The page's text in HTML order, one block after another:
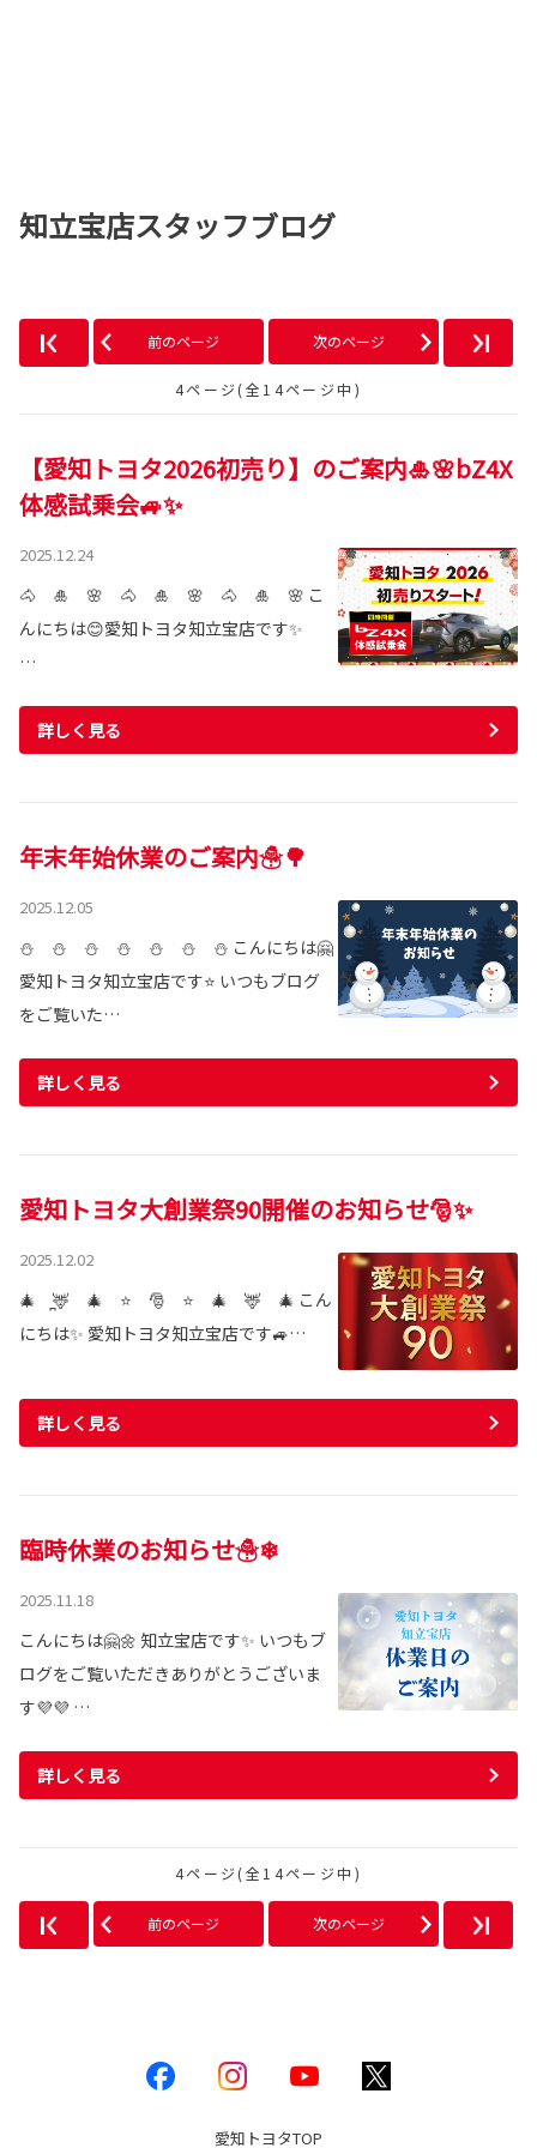
知立宝店スタッフブログ
前のページ 次のページ
4ページ(全14ページ中)
【愛知トヨタ2026初売り】のご案内🎍🌸bZ4X
体感試乗会🚙✨
2025.12.24
🐴 🎍 🌸 🐴 🎍 🌸 🐴 🎍 🌸 こ
んにちは😊愛知トヨタ知立宝店です✨
…
詳しく見る
年末年始休業のご案内☃🌳
2025.12.05
⛄ ⛄ ⛄ ⛄ ⛄ ⛄ ⛄ こんにちは🤗
愛知トヨタ知立宝店です⭐ いつもブログ
をご覧いた…
詳しく見る
愛知トヨタ大創業祭90開催のお知らせ🎅✨
2025.12.02
🎄 ̪🦌 🎄 ⭐ 🎅 ⭐ 🎄 🦌 🎄 こん
にちは✨ 愛知トヨタ知立宝店です🚙…
詳しく見る
臨時休業のお知らせ☃❄
2025.11.18
こんにちは🤗🌼 知立宝店です✨ いつもブ
ログをご覧いただきありがとうございま
す💜💜 …
詳しく見る
4ページ(全14ページ中)
前のページ 次のページ
愛知トヨタTOP